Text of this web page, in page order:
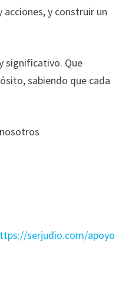
y construir un
significativo. Que
sabiendo que cada
serjudio.com/apoyo